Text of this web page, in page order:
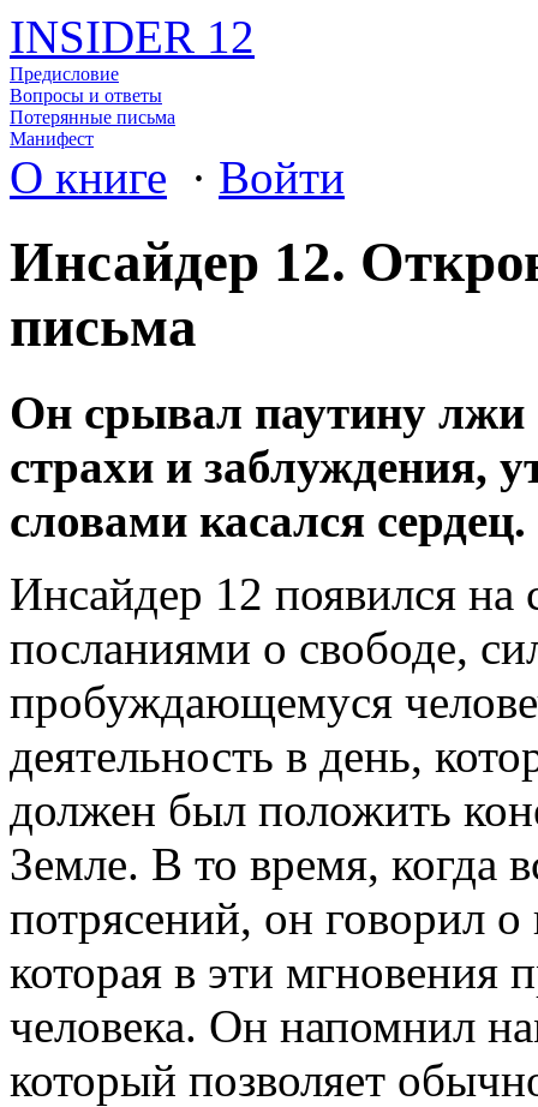
INSIDER 12
Предисловие
Вопросы и ответы
Потерянные письма
Манифест
О книге · Войти
Инсайдер 12.
письма
Он срывал паутину лжи
страхи и заблуждения,
словами касался сердец.
Инсайдер 12 появился на
посланиями о свободе,
пробуждающемуся
деятельность в день,
должен был положить
Земле. В то время, когда
потрясений, он говорил
которая в эти мгновения
человека. Он напомнил
который позволяет